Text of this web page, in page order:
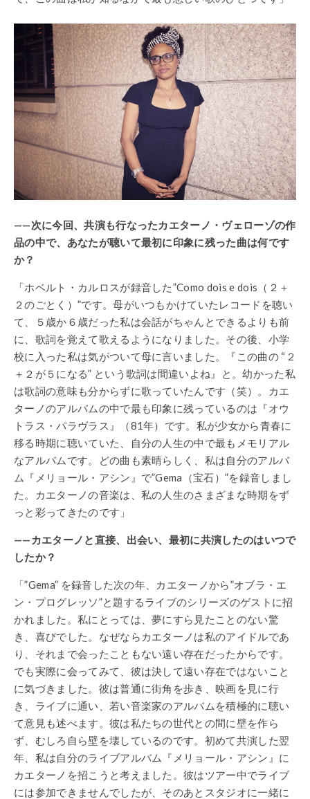
——次に今回、共演も行なったカエターノ・ヴェローゾの作
品の中で、あなたが聴いて最初に印象に残った曲は何です
か？
「ホベルト・カルロスが録音した”Como dois e dois（２＋
２のごとく）”です。母がいつもかけていたレコードを聴い
て、５歳か６歳だった私は会話がちゃんとできるよりも前
に、歌詞を覚えて歌えるようになりました。その後、小学
校に入った私は気がついて母に言いました。『この曲の “２
＋２が５になる” という歌詞は間違いよね』と。幼かった私
は歌詞の意味も分からずに歌っていたんです（笑）。カエ
ターノのアルバムの中で最も印象に残っているのは『オウ
トラス・パラヴラス』（81年）です。私が少女から青春に
移る時期に聴いていた、自分の人生の中で最もメモリアル
なアルバムです。どの曲も素晴らしく、私は自分のアルバ
ム『メリョール・アシン』で”Gema（宝石）”を録音しまし
た。カエターノの音楽は、私の人生のさまざまな時期をず
っと彩ってきたのです」
——カエターノと直接、出会い、最初に共演したのはいつで
したか？
「”Gema” を録音した次の年、カエターノから”オブラ・エ
ン・プログレッソ”と題するライブのシリーズのゲストに招
かれました。私にとっては、夢にすら見たことのない驚
き、喜びでした。なぜならカエターノは私のアイドルであ
り、それまで会ったこともない遠い存在だったからです。
でも実際に会ってみて、彼は決して遠い存在ではないこと
に気づきました。彼は普通に街角を歩き、映画を見に行
き、ライブに通い、若い音楽家のアルバムを積極的に聴い
て意見も述べます。彼は私たちの世代との間に壁を作ら
ず、むしろ自ら壁を壊しているのです。初めて共演した翌
年、私は自分のライブアルバム『メリョール・アシン』に
カエターノを招こうと考えました。彼はツアー中でライブ
には参加できませんでしたが、そのあとスタジオに一緒に